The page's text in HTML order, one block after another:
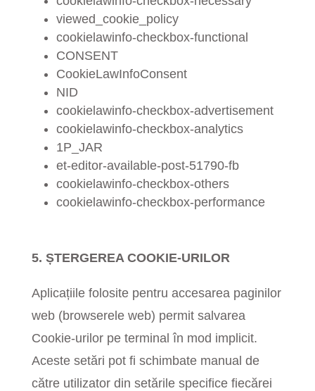
viewed_cookie_policy
cookielawinfo-checkbox-functional
CONSENT
CookieLawInfoConsent
NID
cookielawinfo-checkbox-advertisement
cookielawinfo-checkbox-analytics
1P_JAR
et-editor-available-post-51790-fb
cookielawinfo-checkbox-others
cookielawinfo-checkbox-performance
5. ȘTERGEREA COOKIE-URILOR
Aplicațiile folosite pentru accesarea paginilor
web (browserele web) permit salvarea
Cookie-urilor pe terminal în mod implicit.
Aceste setări pot fi schimbate manual de
către utilizator din setările specifice fiecărei